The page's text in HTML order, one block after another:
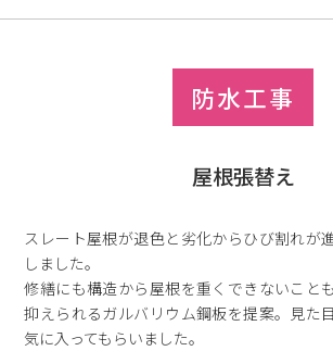
防水工事
屋根張替え
スレート屋根が退色と劣化からひび割れが
しました。
修繕にも構造から屋根を重くできないこと
抑えられるガルバリウム鋼板を提案。見た
気に入ってもらいました。